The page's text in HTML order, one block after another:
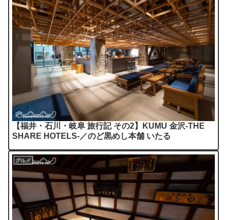
【福井・石川・岐阜 旅行記 その2】KUMU 金沢-THE
SHARE HOTELS-／のど黒めし本舗 いたる
グルメ